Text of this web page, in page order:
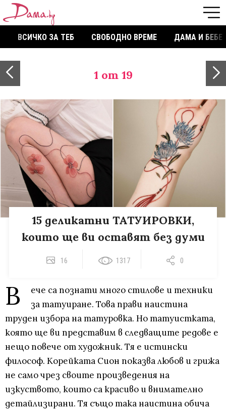
ВСИЧКО ЗА ТЕБ СВОБОДНО ВРЕМЕ ДАМА И БЕБЕ
1 от 19
15 деликатни ТАТУИРОВКИ,
които ще ви оставят без думи
16 1317 0
В
ече са познати много стилове и техники
за татуиране. Това прави наистина
труден избора на татуровка. Но татуистката,
която ще ви представим в следващите редове е
нещо повече от художник. Тя е истински
философ. Корейката Сион показва любов и грижа
не само чрез своите произведения на
изкуството, които са красиво и внимателно
детайлизирани. Тя също така наистина обича